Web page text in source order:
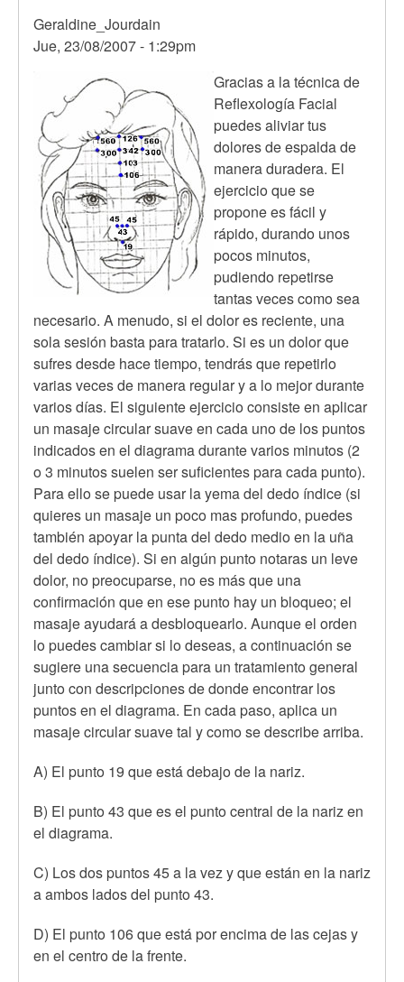
Geraldine_Jourdain
Jue, 23/08/2007 - 1:29pm
Gracias a la técnica de
Reflexología Facial
puedes aliviar tus
dolores de espalda de
manera duradera. El
ejercicio que se
propone es fácil y
rápido, durando unos
pocos minutos,
pudiendo repetirse
tantas veces como sea
necesario. A menudo, si el dolor es reciente, una
sola sesión basta para tratarlo. Si es un dolor que
sufres desde hace tiempo, tendrás que repetirlo
varias veces de manera regular y a lo mejor durante
varios días. El siguiente ejercicio consiste en aplicar
un masaje circular suave en cada uno de los puntos
indicados en el diagrama durante varios minutos (2
o 3 minutos suelen ser suficientes para cada punto).
Para ello se puede usar la yema del dedo índice (si
quieres un masaje un poco mas profundo, puedes
también apoyar la punta del dedo medio en la uña
del dedo índice). Si en algún punto notaras un leve
dolor, no preocuparse, no es más que una
confirmación que en ese punto hay un bloqueo; el
masaje ayudará a desbloquearlo. Aunque el orden
lo puedes cambiar si lo deseas, a continuación se
sugiere una secuencia para un tratamiento general
junto con descripciones de donde encontrar los
puntos en el diagrama. En cada paso, aplica un
masaje circular suave tal y como se describe arriba.
A) El punto 19 que está debajo de la nariz.
B) El punto 43 que es el punto central de la nariz en
el diagrama.
C) Los dos puntos 45 a la vez y que están en la nariz
a ambos lados del punto 43.
D) El punto 106 que está por encima de las cejas y
en el centro de la frente.